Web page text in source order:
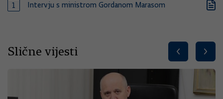
Intervju s ministrom Gordanom Marasom
Slične vijesti